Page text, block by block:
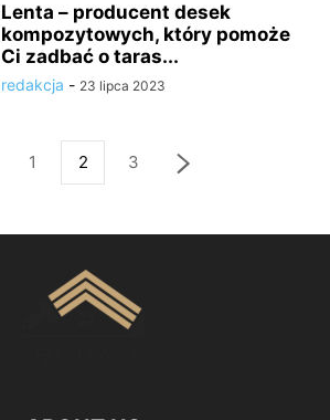
Lenta – producent desek
kompozytowych, który pomoże
Ci zadbać o taras...
redakcja - 23 lipca 2023
1 2 3